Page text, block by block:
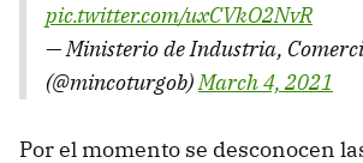
pic.twitter.com/uxCVkO2NvR
— Ministerio de Industria,
(@mincoturgob)March 4, 2021
Por el momento se desconocen